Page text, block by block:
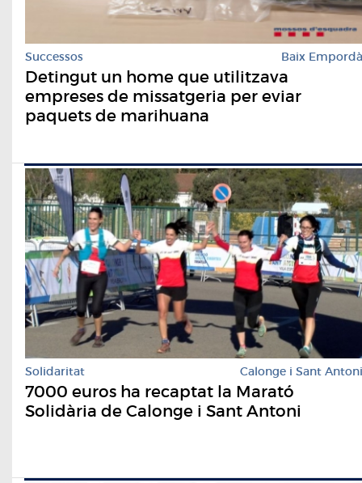
Successos Baix Empordà
Detingut un home que utilitzava
empreses de missatgeria per eviar
paquets de marihuana
Solidaritat Calonge i Sant Antoni
7000 euros ha recaptat la Marató
Solidària de Calonge i Sant Antoni